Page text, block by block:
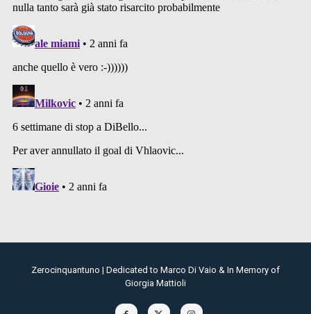
Zerocinquantuno | Dedicated to Marco Di Vaio & In Memory of
Giorgia Mattioli